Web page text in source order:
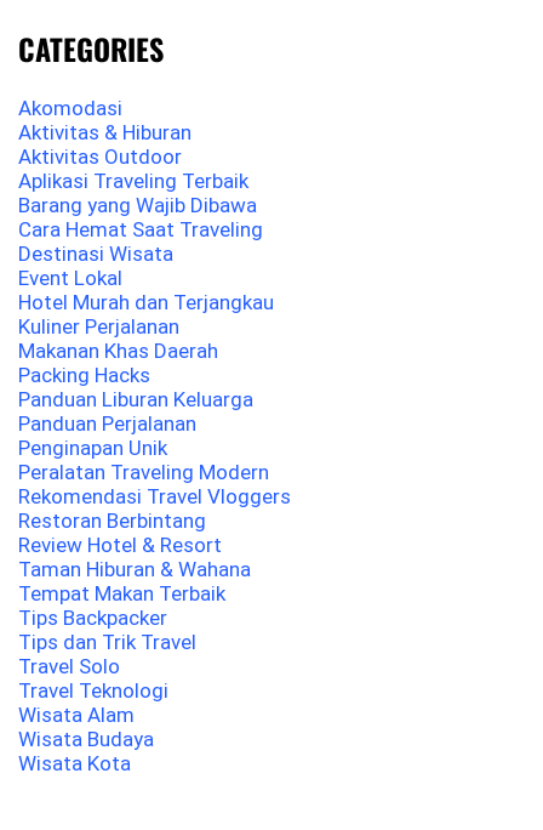
CATEGORIES
Akomodasi
Aktivitas & Hiburan
Aktivitas Outdoor
Aplikasi Traveling Terbaik
Barang yang Wajib Dibawa
Cara Hemat Saat Traveling
Destinasi Wisata
Event Lokal
Hotel Murah dan Terjangkau
Kuliner Perjalanan
Makanan Khas Daerah
Packing Hacks
Panduan Liburan Keluarga
Panduan Perjalanan
Penginapan Unik
Peralatan Traveling Modern
Rekomendasi Travel Vloggers
Restoran Berbintang
Review Hotel & Resort
Taman Hiburan & Wahana
Tempat Makan Terbaik
Tips Backpacker
Tips dan Trik Travel
Travel Solo
Travel Teknologi
Wisata Alam
Wisata Budaya
Wisata Kota